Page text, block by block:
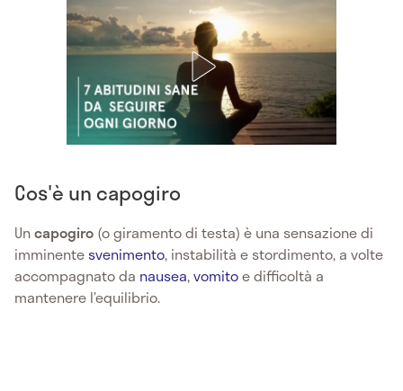
Cos'è un capogiro
Uncapogiro (o giramento di testa) è una sensazione di
imminentesvenimento, instabilità e stordimento, a volte
accompagnato da nausea,vomitoe difficoltà a
mantenere l’equilibrio.